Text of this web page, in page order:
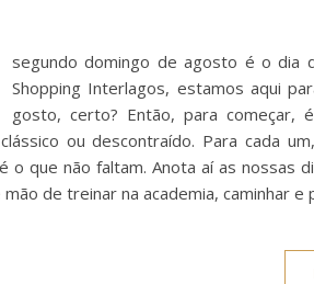
segundo domingo de agosto é o dia
Shopping Interlagos, estamos aqui
gosto, certo? Então, para começar,
ou descontraído. Para cada
o que não faltam. Anota aí as nossas
mão de treinar na academia, caminhar